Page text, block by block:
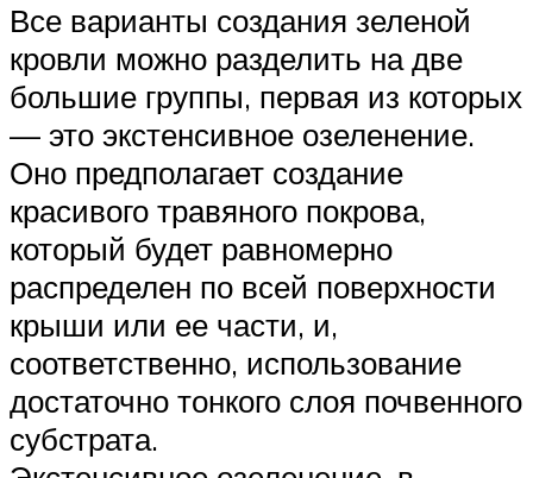
Все варианты создания зеленой
кровли можно разделить на две
большие группы, первая из которых
— это экстенсивное озеленение.
Оно предполагает создание
красивого травяного покрова,
который будет равномерно
распределен по всей поверхности
крыши или ее части, и,
соответственно, использование
достаточно тонкого слоя почвенного
субстрата.